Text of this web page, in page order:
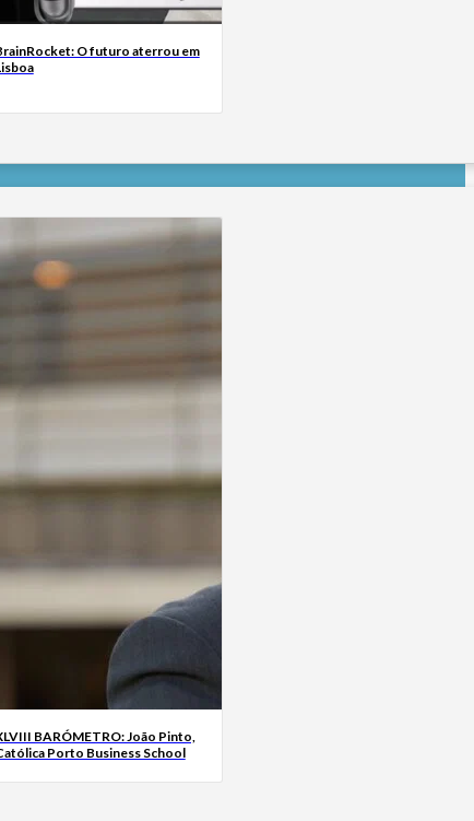
O futuro aterrou em
BARÓMETRO: João Pinto,
Porto Business School